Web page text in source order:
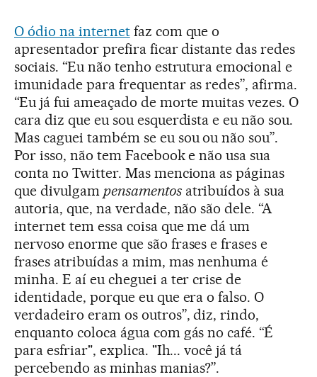
O ódio na internetfaz com que o
apresentador prefira ficar distante das redes
sociais. “Eu não tenho estrutura emocional e
imunidade para frequentar as redes”, afirma.
“Eu já fui ameaçado de morte muitas vezes. O
cara diz que eu sou esquerdista e eu não sou.
Mas caguei também se eu sou ou não sou”.
Por isso, não tem Facebook e não usa sua
conta no Twitter. Mas menciona as páginas
que divulgam pensamentosatribuídos à sua
autoria, que, na verdade, não são dele. “A
internet tem essa coisa que me dá um
nervoso enorme que são frases e frases e
frases atribuídas a mim, mas nenhuma é
minha. E aí eu cheguei a ter crise de
identidade, porque eu que era o falso. O
verdadeiro eram os outros”, diz, rindo,
enquanto coloca água com gás no café. “É
para esfriar", explica. "Ih... você já tá
percebendo as minhas manias?”.